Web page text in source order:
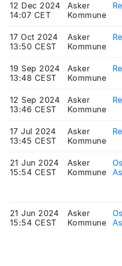
12 Dec 2024
14:07 CET
Asker
Kommune
17 Oct 2024
13:50 CEST
Asker
Kommune
19 Sep 2024
13:48 CEST
Asker
Kommune
12 Sep 2024
13:46 CEST
Asker
Kommune
17 Jul 2024
13:45 CEST
Asker
Kommune
21 Jun 2024
15:54 CEST
Asker
Kommune
21 Jun 2024
15:54 CEST
Asker
Kommune